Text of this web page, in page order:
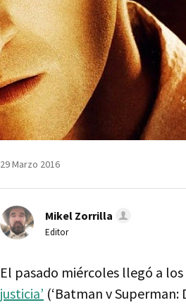
29 Marzo 2016
Mikel Zorrilla
Editor
El pasado miércoles llegó a
justicia’ (‘Batman v